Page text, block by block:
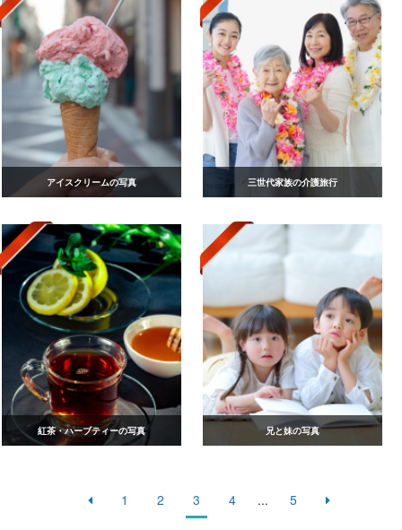
アイスクリームの写真 三世代家族の介護旅行
紅茶・ハーブティーの写真 兄と妹の写真
1 2 3 4 ... 5